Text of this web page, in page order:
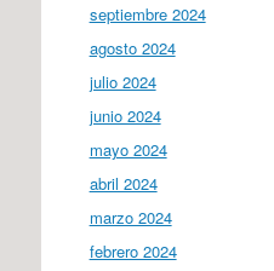
septiembre 2024
agosto 2024
julio 2024
junio 2024
mayo 2024
abril 2024
marzo 2024
febrero 2024